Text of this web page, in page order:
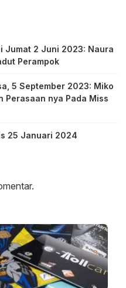
Jumat 2 Juni 2023: Naura
Perampok
5 September 2023: Miko
Perasaan nya Pada Miss
25 Januari 2024